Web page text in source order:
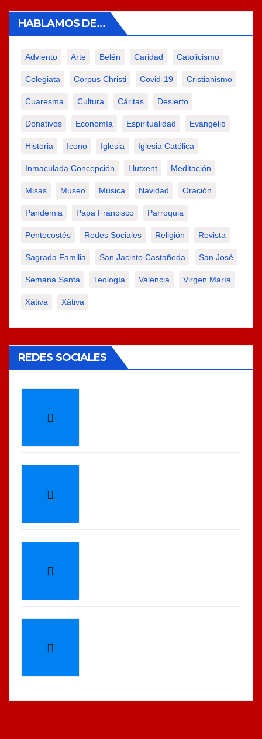
HABLAMOS DE…
Adviento Arte Belén Caridad Catolicismo
Colegiata Corpus Christi Covid-19 Cristianismo
Cuaresma Cultura Cáritas Desierto
Donativos Economía Espiritualidad Evangelio
Historia Icono Iglesia Iglesia Católica
Inmaculada Concepción Llutxent Meditación
Misas Museo Música Navidad Oración
Pandemia Papa Francisco Parroquia
Pentecostés Redes Sociales Religión Revista
Sagrada Familia San Jacinto Castañeda San José
Semana Santa Teología Valencia Virgen María
Xàtiva Xátiva
REDES SOCIALES